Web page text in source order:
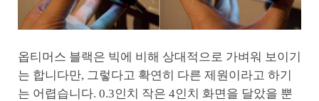
옵티머스 블랙은 빅에 비해 상대적으로 가벼워 보이기
는 합니다만, 그렇다고 확연히 다른 제원이라고 하기
는 어렵습니다. 0.3인치 작은 4인치 화면을 달았을 뿐